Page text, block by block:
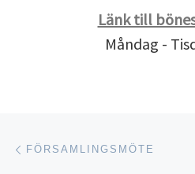
Länk till
Måndag -
Inläggsnavigering
FÖRSAMLINGSMÖTE